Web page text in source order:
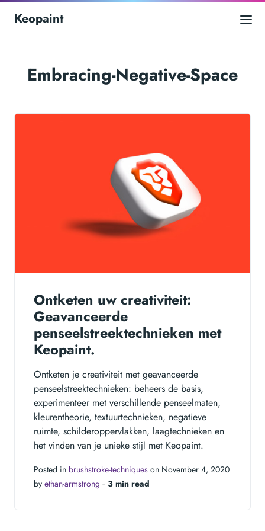
Keopaint
Embracing-Negative-Space
Ontketen uw creativiteit:
Geavanceerde
penseelstreektechnieken met
Keopaint.
Ontketen je creativiteit met geavanceerde
penseelstreektechnieken: beheers de basis,
experimenteer met verschillende penseelmaten,
kleurentheorie, textuurtechnieken, negatieve
ruimte, schilderoppervlakken, laagtechnieken en
het vinden van je unieke stijl met Keopaint.
Posted in brushstroke-techniques on November 4, 2020
by ethan-armstrong ‐ 3 min read